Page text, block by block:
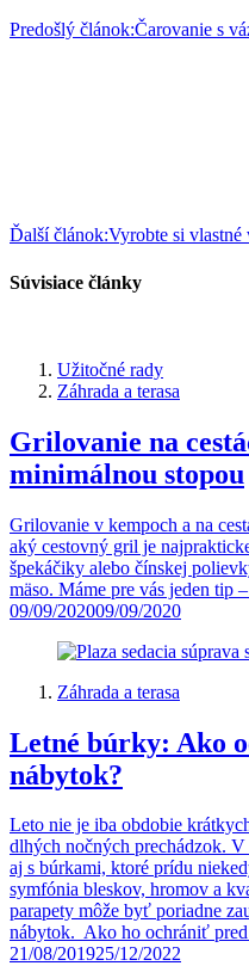
Predošlý článok:Čarovanie s
Ďalší článok:Vyrobte si vlastné
Súvisiace články
Užitočné rady
Záhrada a terasa
Grilovanie na
minimálnou stopou
Grilovanie v kempoch a na
aký cestovný gril je
špekáčiky alebo čínskej
mäso. Máme pre vás jeden tip
09/09/202009/09/2020
Záhrada a terasa
Letné búrky: Ako
nábytok?
Leto nie je iba obdobie
dlhých nočných prechádzok. V
aj s búrkami, ktoré prídu
symfónia bleskov, hromov a
parapety môže byť poriadne
nábytok. Ako ho ochrániť
21/08/201925/12/2022